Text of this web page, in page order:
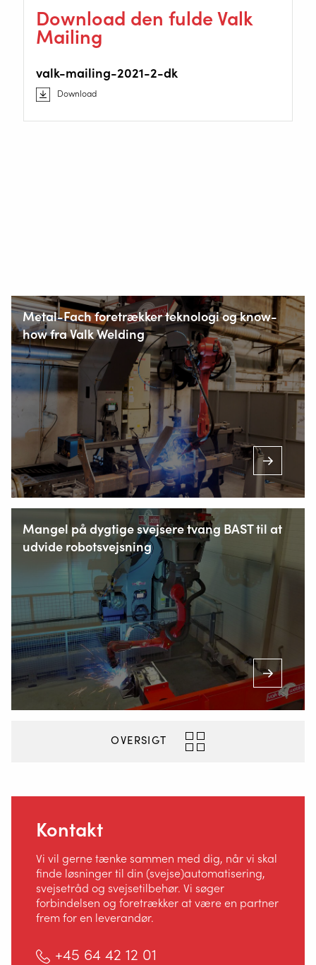
+45 23 806 806
(mandag til lørdag fra 7.00-23.00 timer)
Download den fulde Valk
Mailing
valk-mailing-2021-2-dk
Download
Metal-Fach foretrækker teknologi og know-
how fra Valk Welding
Mangel på dygtige svejsere tvang BAST til at
udvide robotsvejsning
OVERSIGT
Kontakt
Vi vil gerne tænke sammen med dig, når vi skal
finde løsninger til din (svejse)automatisering,
svejsetråd og svejsetilbehør. Vi søger
forbindelsen og foretrækker at være en partner
frem for en leverandør.
+45 64 42 12 01